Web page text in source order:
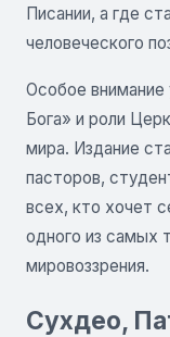
Писании, а где
человеческого
Особое
Бога» и роли
мира. Издание
пасторов,
всех, кто хочет
одного из самых
мировоззрения.
Сухдео,